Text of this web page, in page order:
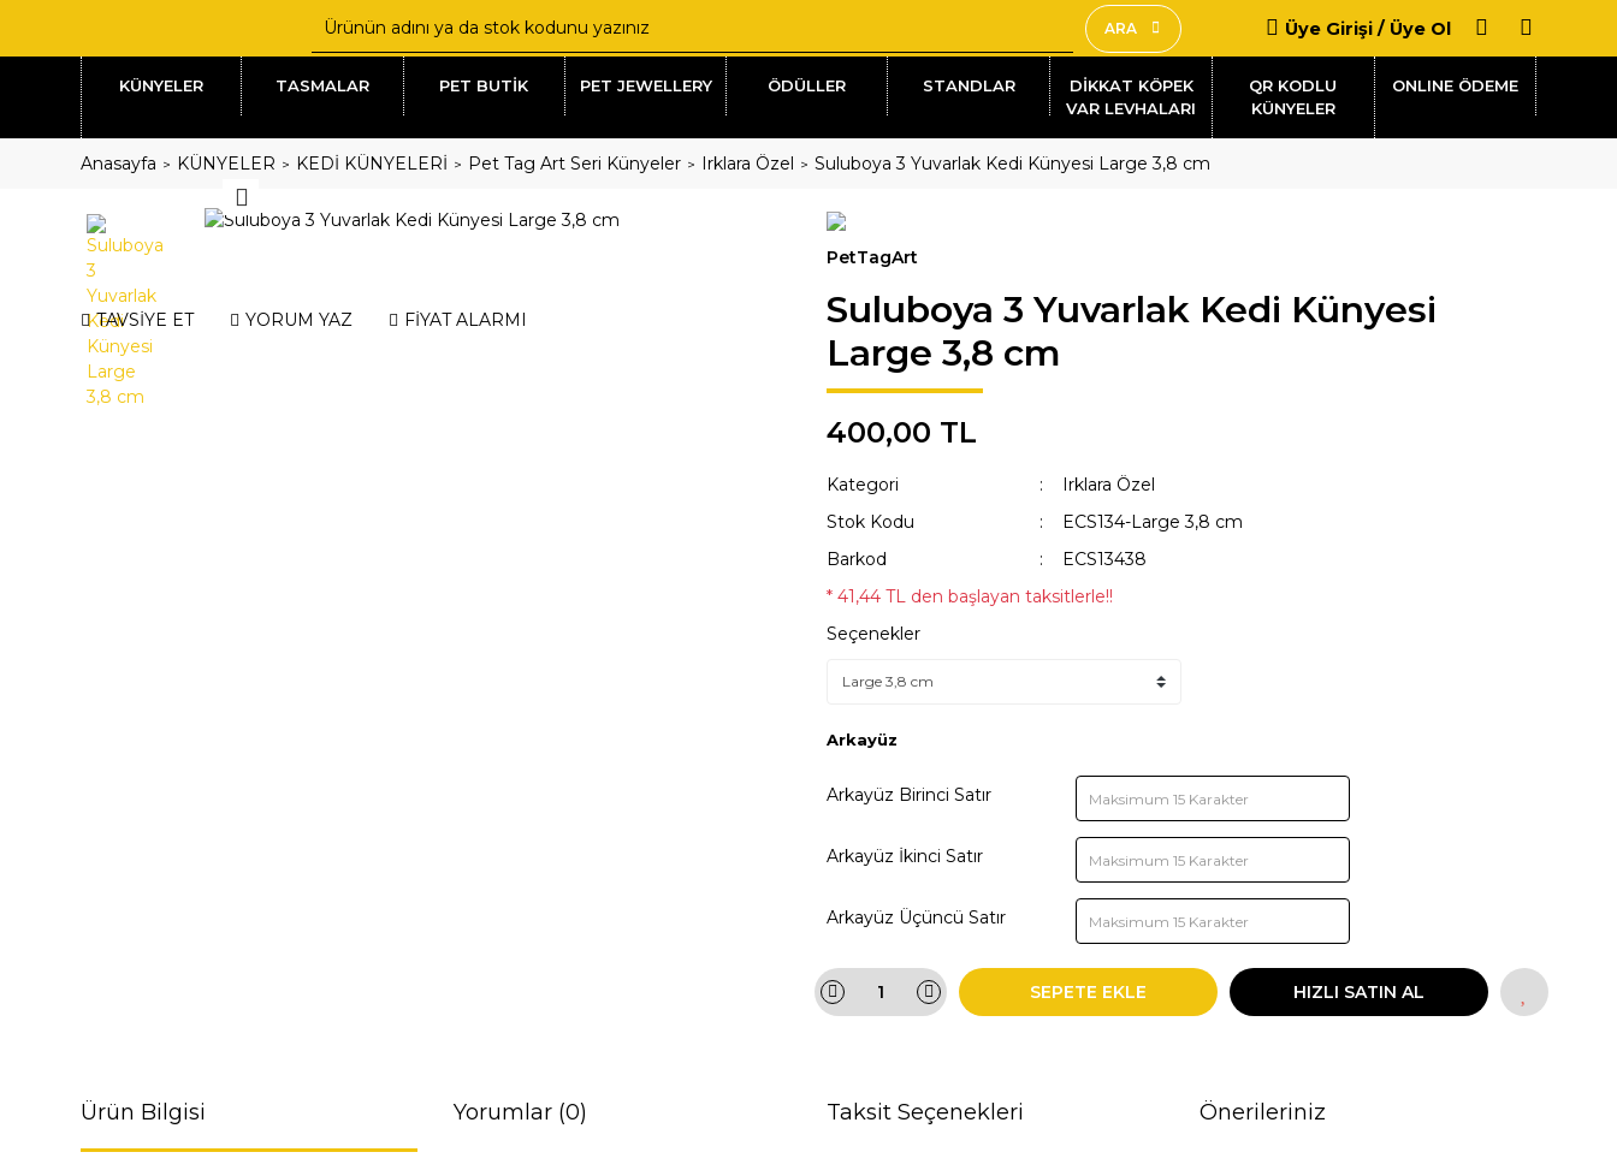
ARA Üye Girişi / Üye Ol
KÜNYELER TASMALAR PET BUTİK PET JEWELLERY ÖDÜLLER STANDLAR
DİKKAT KÖPEK
VAR LEVHALARI
QR KODLU
KÜNYELER
Anasayfa KÜNYELER KEDİ KÜNYELERİ Pet Tag Art Seri Künyeler Irklara Özel Suluboya 3 Yuvarlak Kedi Künyesi Large 3,8 cm
TAVSİYE ET YORUM YAZ FİYAT ALARMI
PetTagArt
Suluboya 3 Yuvarlak Kedi Künyesi
Large 3,8 cm
400,00 TL
Kategori
Irklara Özel
Stok Kodu
ECS134-Large 3,8 cm
Barkod
ECS13438
* 41,44 TL den başlayan taksitlerle!!
Seçenekler
Arkayüz
Arkayüz Birinci Satır
Arkayüz İkinci Satır
Arkayüz Üçüncü Satır
SEPETE EKLE HIZLI SATIN AL
Ürün Bilgisi Yorumlar (0) Taksit Seçenekleri Önerileriniz